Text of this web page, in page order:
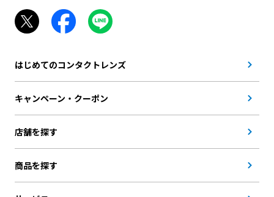
はじめてのコンタクトレンズ
キャンペーン・クーポン
店舗を探す
商品を探す